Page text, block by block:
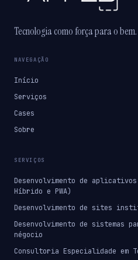
Tecnologia como força para o bem.
NAVEGAÇÃO
Início
Serviços
Cases
Sobre
SERVIÇOS
Desenvolvimento de
Híbrido e PWA)
Desenvolvimento de sites
Desenvolvimento de sistemas
négocio
Consultoria Especialidade em